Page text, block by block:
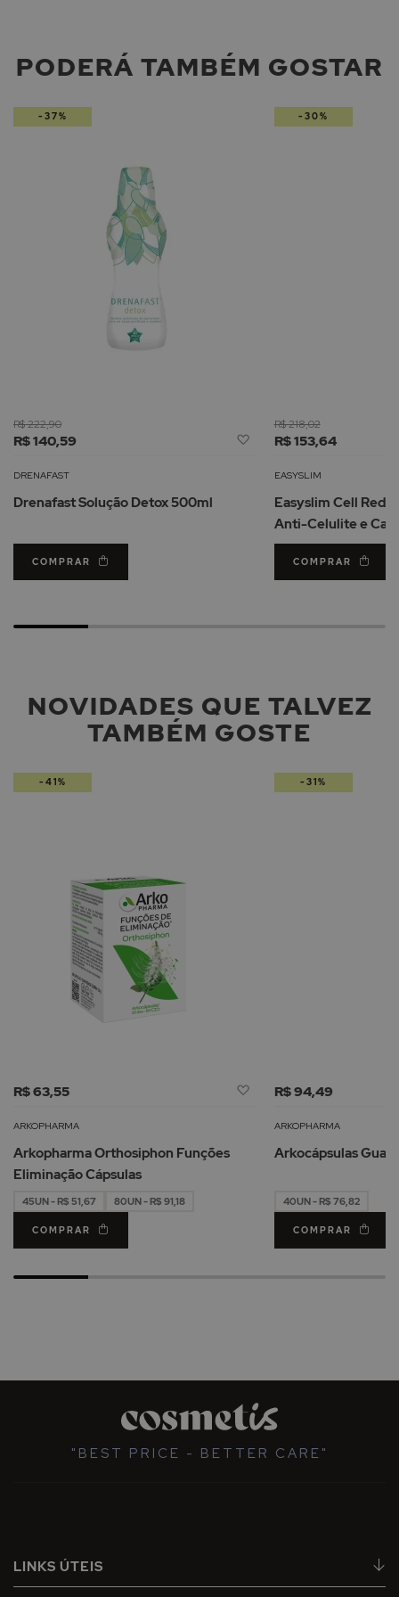
PODERÁ TAMBÉM GOSTAR
R$ 140,59
R$ 222,90
Adicionar
Lista
Desejos
DRENAFAST
Drenafast Solução Detox 500ml
COMPRAR
-37%
R$ 153,64
R$ 218,02
EASYSLIM
Easyslim Cell
Anti-Celulite e
COMPRAR
-30%
NOVIDADES QUE TALVEZ
TAMBÉM GOSTE
R$ 63,55
Adicionar
Lista
Desejos
ARKOPHARMA
Arkopharma Orthosiphon Funções
Eliminação Cápsulas
45UN - R$ 51,67 80UN - R$ 91,18
COMPRAR
-41%
R$ 94,49
ARKOPHARMA
Arkocápsulas
40UN - R$ 76,82
COMPRAR
-31%
"BEST PRICE - BETTER CARE"
LINKS ÚTEIS